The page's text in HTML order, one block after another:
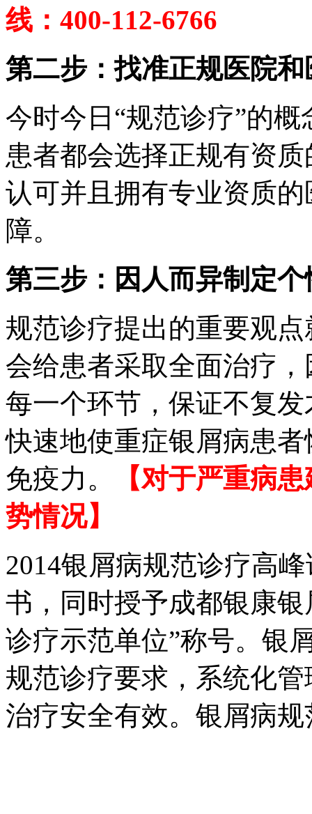
线：400-112-6766
第二步：找准正规医院和
今时今日“规范诊疗”的
患者都会选择正规有资
认可并且拥有专业资质
障。
第三步：因人而异制定
规范诊疗提出的重要观
会给患者采取全面治疗
每一个环节，保证不复
快速地使重症银屑病患
免疫力。
【对于严重病
势情况】
2014银屑病规范诊疗高
书，同时授予成都银康
诊疗示范单位”称号。银
规范诊疗要求，系统化
治疗安全有效。银屑病